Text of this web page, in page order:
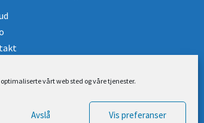
vårt web sted og våre tjenester.
Avslå Vis preferanser